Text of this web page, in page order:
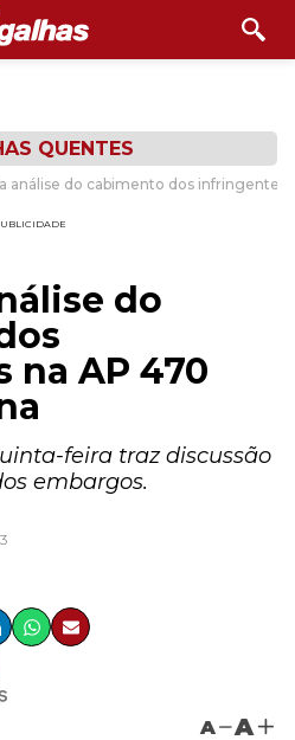
QUENTES
análise do cabimento dos infringentes
do
AP 470
feira traz discussão
embargos.
A A